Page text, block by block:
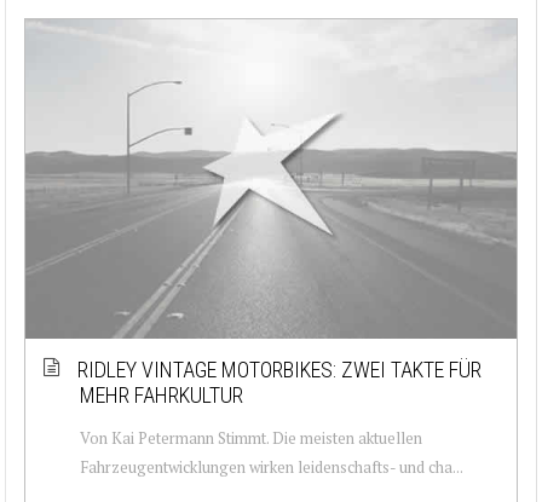
RIDLEY VINTAGE MOTORBIKES: ZWEI TAKTE FÜR
MEHR FAHRKULTUR
Von Kai Petermann Stimmt. Die meisten aktuellen
Fahrzeugentwicklungen wirken leidenschafts- und cha...